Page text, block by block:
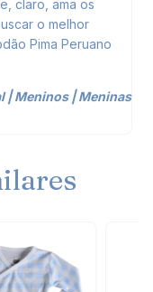
claro, ama os
o melhor
Pima Peruano
|Meninos|Meninas